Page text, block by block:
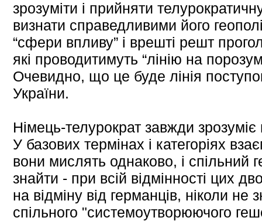
зрозуміти і прийняти
визнати справедливими його
“сфери впливу” і врешті решт
які проводитимуть “лінію на
Очевидно, що це буде лінія
України.
Німець-телурократ завжди
У базових термінах і категоріях
вони мислять однаково, і спільний
знайти - при всій відмінності цих
на відміну від германців, ніколи не
спільного "системоутворюючого